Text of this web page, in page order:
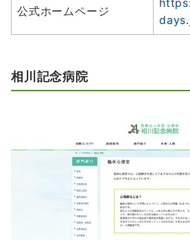
公式ホームページ
相川記念病院